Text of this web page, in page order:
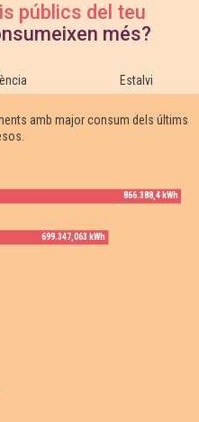
públics del teu
més?
Estalvi
amb major consum dels últims
866.388,4 kWh
699.347,063 kWh